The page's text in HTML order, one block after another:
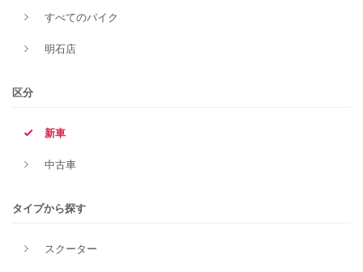
すべてのバイク
明石店
区分
新車
中古車
タイプから探す
スクーター
新車
タイプ